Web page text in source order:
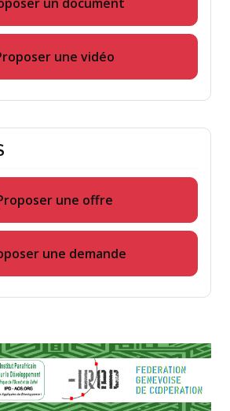
une vidéo
une offre
une demande